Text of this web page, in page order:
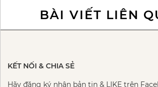
BÀI VIẾT LIÊN
KẾT NỐI & CHIA SẺ
Hãy đăng ký nhận bản tin & LIKE trên